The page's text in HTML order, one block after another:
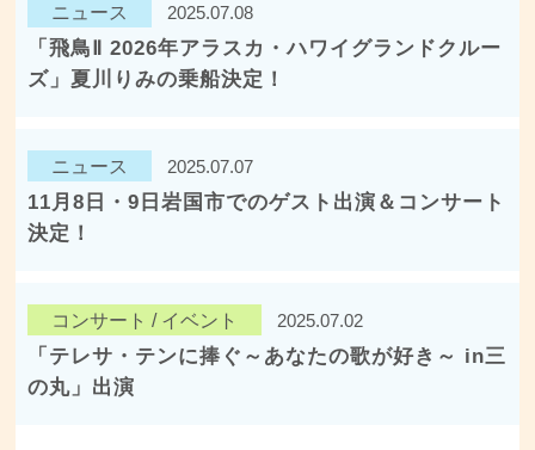
ニュース 2025.07.08
「飛鳥Ⅱ 2026年アラスカ・ハワイグランドクルー
ズ」夏川りみの乗船決定！
ニュース 2025.07.07
11月8日・9日岩国市でのゲスト出演＆コンサート
決定！
コンサート / イベント 2025.07.02
「テレサ・テンに捧ぐ～あなたの歌が好き～ in三
の丸」出演